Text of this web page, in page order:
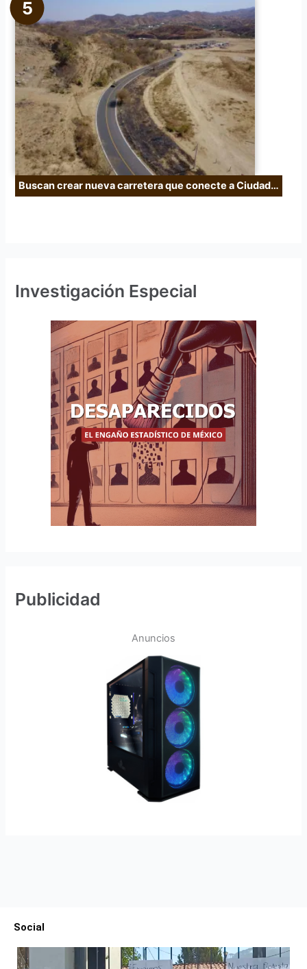
Buscan crear nueva carretera que conecte a Ciudad…
Investigación Especial
Publicidad
Anuncios
Social